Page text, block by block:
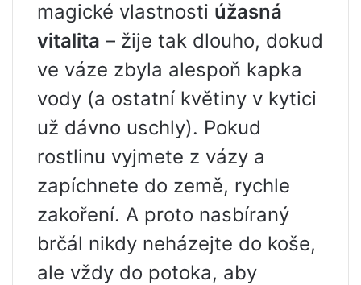
magické vlastnosti úžasná
vitalita – žije tak dlouho, dokud
ve váze zbyla alespoň kapka
vody (a ostatní květiny v kytici
už dávno uschly). Pokud
rostlinu vyjmete z vázy a
zapíchnete do země, rychle
zakoření. A proto nasbíraný
brčál nikdy neházejte do koše,
ale vždy do potoka, aby